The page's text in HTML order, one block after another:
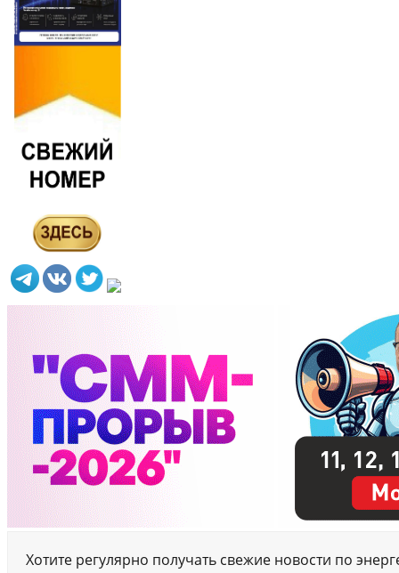
Хотите регулярно получать свежие новости по